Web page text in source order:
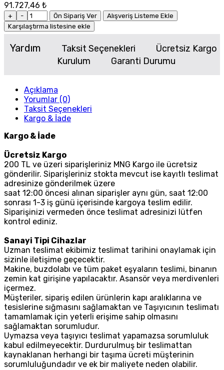
91.727,46 ₺
+ - Ön Sipariş Ver
Alışveriş Listeme Ekle
Karşılaştırma listesine ekle
Yardım Taksit Seçenekleri
Ücretsiz Kargo
Kurulum
Garanti Durumu
Açıklama
Yorumlar (0)
Taksit Seçenekleri
Kargo & İade
Kargo & İade
Ücretsiz Kargo
200 TL ve üzeri siparişleriniz MNG Kargo ile ücretsiz
gönderilir. Siparişleriniz stokta mevcut ise kayıtlı teslimat
adresinize gönderilmek üzere
saat 12:00 öncesi alınan siparişler aynı gün, saat 12:00
sonrası 1-3 iş günü içerisinde kargoya teslim edilir.
Siparişinizi vermeden önce teslimat adresinizi lütfen
kontrol ediniz.
Sanayi Tipi Cihazlar
Uzman teslimat ekibimiz teslimat tarihini onaylamak için
sizinle iletişime geçecektir.
Makine, buzdolabı ve tüm paket eşyaların teslimi, binanın
zemin kat girişine yapılacaktır. Asansör veya merdivenleri
içermez.
Müşteriler, sipariş edilen ürünlerin kapı aralıklarına ve
tesislerine sığmasını sağlamaktan ve Taşıyıcının teslimatı
tamamlamak için yeterli erişime sahip olmasını
sağlamaktan sorumludur.
Uymazsa veya taşıyıcı teslimat yapamazsa sorumluluk
kabul edilmeyecektir. Durdurulmuş bir teslimattan
kaynaklanan herhangi bir taşıma ücreti müşterinin
sorumluluğundadır ve ek bir maliyete neden olabilir.